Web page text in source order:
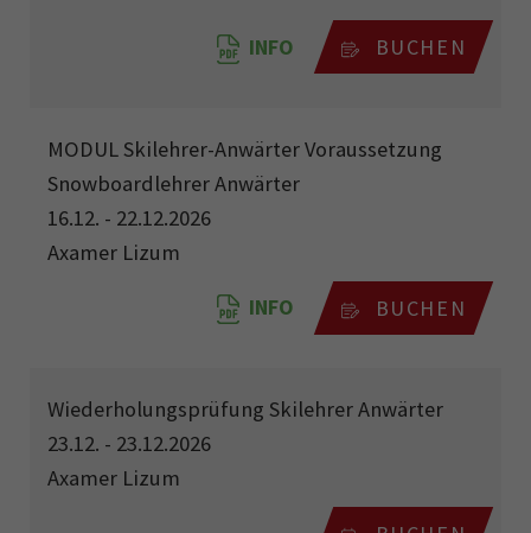
INFO BUCHEN
MODUL Skilehrer-Anwärter Voraussetzung
Snowboardlehrer Anwärter
16.12. - 22.12.2026
Axamer Lizum
INFO BUCHEN
Wiederholungsprüfung Skilehrer Anwärter
23.12. - 23.12.2026
Axamer Lizum